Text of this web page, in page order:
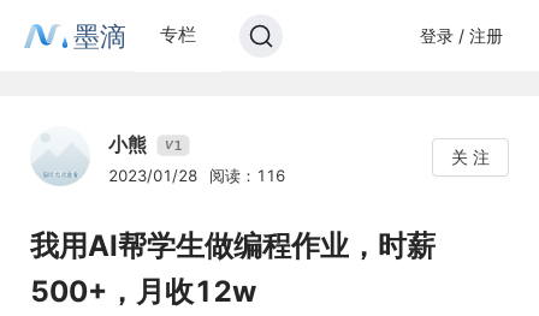
墨滴 专栏 登录 / 注册
小熊 V1
2023/01/28 阅读：116
关 注
我用AI帮学生做编程作业，时薪
500+，月收12w